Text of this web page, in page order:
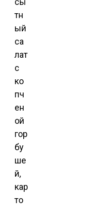
тн
ый
са
лат
с
ко
пч
ен
ой
гор
бу
ше
й,
кар
то